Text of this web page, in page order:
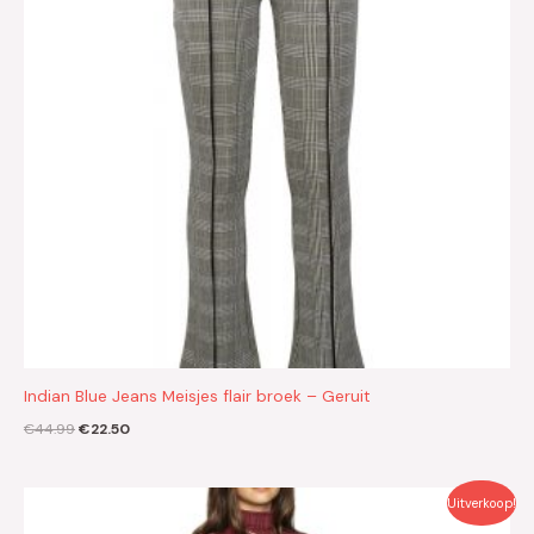
Indian Blue Jeans Meisjes flair broek – Geruit
€44.99€22.50
Uitverkoop!